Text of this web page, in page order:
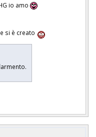
io amo
si è creato